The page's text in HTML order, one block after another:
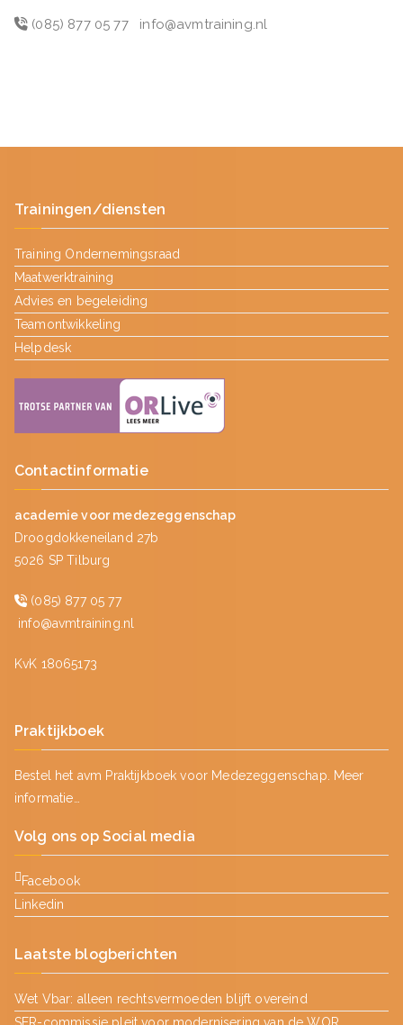
(085) 877 05 77 info@avmtraining.nl
Trainingen/diensten
Training Ondernemingsraad
Maatwerktraining
Advies en begeleiding
Teamontwikkeling
Helpdesk
Contactinformatie
academie voor medezeggenschap
Droogdokkeneiland 27b
5026 SP Tilburg
(085) 877 05 77
info@avmtraining.nl
KvK 18065173
Praktijkboek
Bestel het avm Praktijkboek voor Medezeggenschap.
Meer
informatie…
Volg ons op Social media
Facebook
Linkedin
Laatste blogberichten
Wet Vbar: alleen rechtsvermoeden blijft overeind